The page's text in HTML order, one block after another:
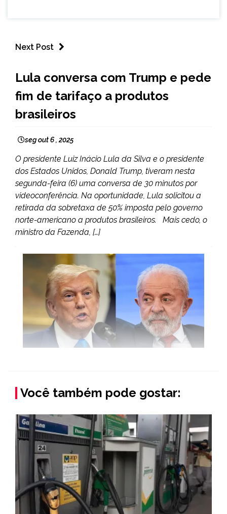
Next Post
INTERNACIONAL
NOTÍCIAS
Lula conversa com Trump e pede
fim de tarifaço a produtos
brasileiros
seg out 6 , 2025
O presidente Luiz Inácio Lula da Silva e o presidente
dos Estados Unidos, Donald Trump, tiveram nesta
segunda-feira (6) uma conversa de 30 minutos por
videoconferência. Na oportunidade, Lula solicitou a
retirada da sobretaxa de 50% imposta pelo governo
norte-americano a produtos brasileiros. Mais cedo, o
ministro da Fazenda, […]
Você também pode gostar: